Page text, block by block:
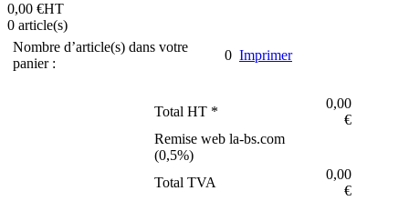
0,00 €HT
0 article(s)
Nombre d’article(s) dans votre
panier :
0 Imprimer
Total HT *
0,00
€
Remise web la-bs.com
(0,5%)
Total TVA
0,00
€